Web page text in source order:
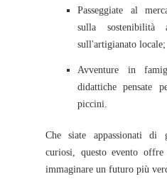
Passeggiate al
sulla
sull'artigianato locale;
Avventure in
didattiche pensate
piccini.
Che siate appassionati di
curiosi, questo evento
immaginare un futuro più